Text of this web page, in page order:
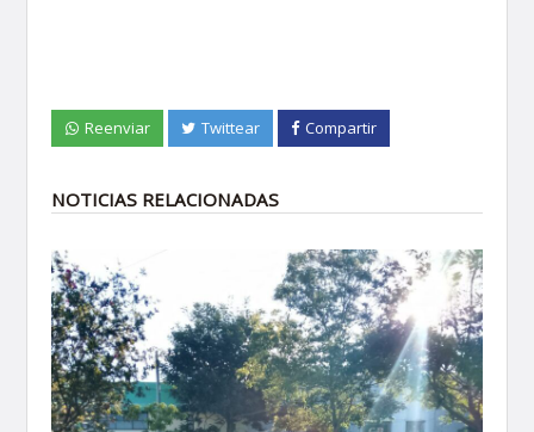
Reenviar Twittear Compartir
NOTICIAS RELACIONADAS